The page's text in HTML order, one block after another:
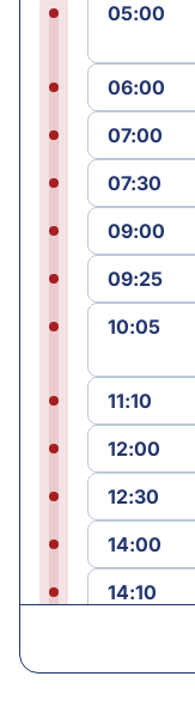
05:00
06:00
07:00
07:30
09:00
09:25
10:05
11:10
12:00
12:30
14:00
14:10